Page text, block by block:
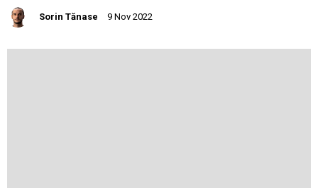
Sorin Tănase 9 Nov 2022